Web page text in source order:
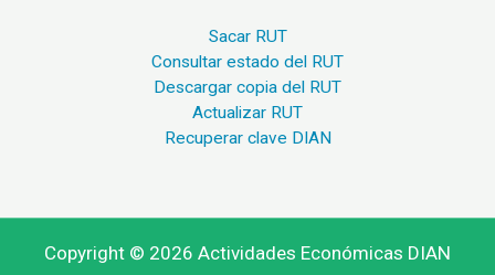
Sacar RUT
Consultar estado del RUT
Descargar copia del RUT
Actualizar RUT
Recuperar clave DIAN
Copyright © 2026 Actividades Económicas DIAN